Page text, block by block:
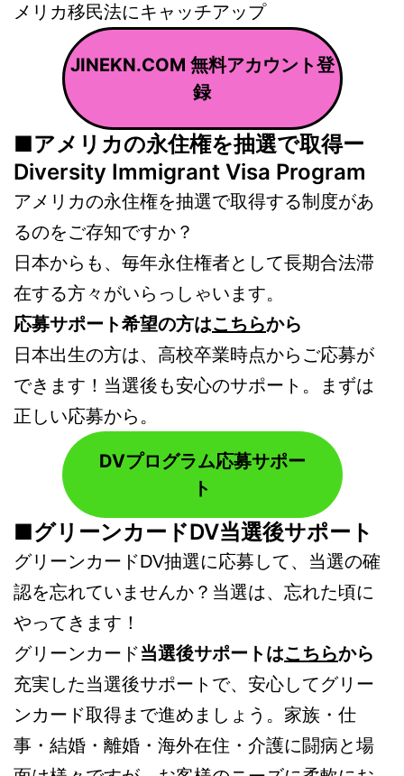
メリカ移民法にキャッチアップ
JINEKN.COM 無料アカウント登
録
■アメリカの永住権を抽選で取得ー
Diversity Immigrant Visa Program
アメリカの永住権を抽選で取得する制度があ
るのをご存知ですか？
日本からも、毎年永住権者として長期合法滞
在する方々がいらっしゃいます。
応募サポート希望の方はこちらから
日本出生の方は、高校卒業時点からご応募が
できます！当選後も安心のサポート。まずは
正しい応募から。
DVプログラム応募サポー
ト
■グリーンカードDV当選後サポート
グリーンカードDV抽選に応募して、当選の確
認を忘れていませんか？当選は、忘れた頃に
やってきます！
グリーンカード当選後サポートはこちらから
充実した当選後サポートで、安心してグリー
ンカード取得まで進めましょう。家族・仕
事・結婚・離婚・海外在住・介護に闘病と場